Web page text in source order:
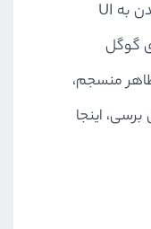
کوتاه‌ترین راه برای رسیدن به UI
گوگل
منسجم،
اینجا